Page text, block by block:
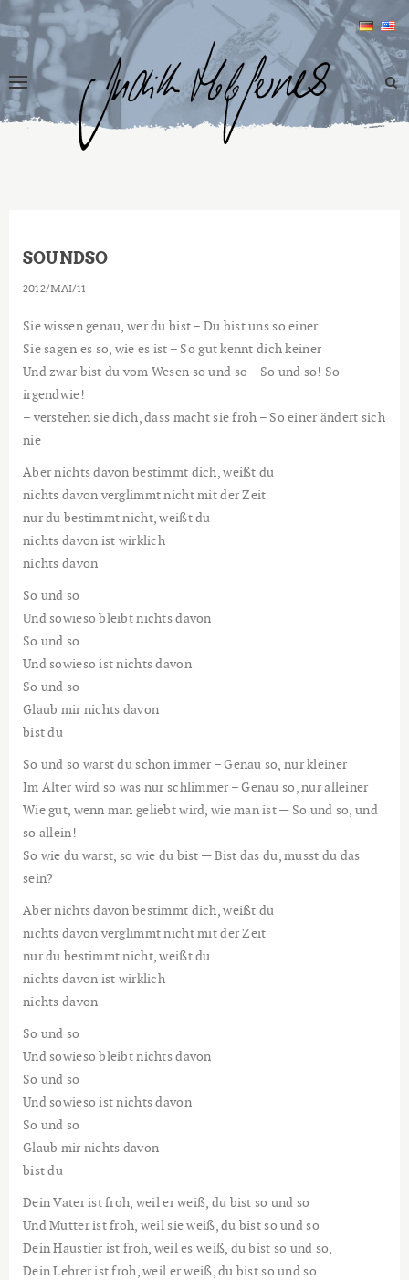
SOUNDSO
2012 MAI 11
Sie wissen genau, wer du bist – Du bist uns so einer
Sie sagen es so, wie es ist – So gut kennt dich keiner
Und zwar bist du vom Wesen so und so – So und so! So
irgendwie!
– verstehen sie dich, dass macht sie froh – So einer ändert sich
nie
Aber nichts davon bestimmt dich, weißt du
nichts davon verglimmt nicht mit der Zeit
nur du bestimmt nicht, weißt du
nichts davon ist wirklich
nichts davon
So und so
Und sowieso bleibt nichts davon
So und so
Und sowieso ist nichts davon
So und so
Glaub mir nichts davon
bist du
So und so warst du schon immer – Genau so, nur kleiner
Im Alter wird so was nur schlimmer – Genau so, nur alleiner
Wie gut, wenn man geliebt wird, wie man ist — So und so, und
so allein!
So wie du warst, so wie du bist — Bist das du, musst du das
sein?
Aber nichts davon bestimmt dich, weißt du
nichts davon verglimmt nicht mit der Zeit
nur du bestimmt nicht, weißt du
nichts davon ist wirklich
nichts davon
So und so
Und sowieso bleibt nichts davon
So und so
Und sowieso ist nichts davon
So und so
Glaub mir nichts davon
bist du
Dein Vater ist froh, weil er weiß, du bist so und so
Und Mutter ist froh, weil sie weiß, du bist so und so
Dein Haustier ist froh, weil es weiß, du bist so und so,
Dein Lehrer ist froh, weil er weiß, du bist so und so